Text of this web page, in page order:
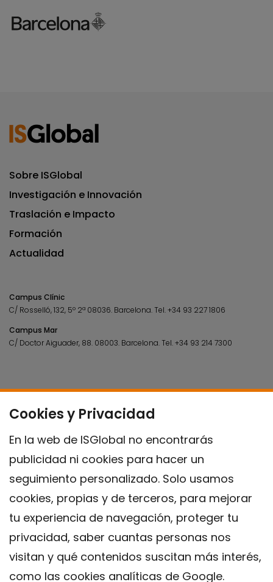
Cookies y Privacidad
En la web de ISGlobal no encontrarás
publicidad ni cookies para hacer un
seguimiento personalizado. Solo usamos
cookies, propias y de terceros, para mejorar
tu experiencia de navegación, proteger tu
privacidad, saber cuantas personas nos
visitan y qué contenidos suscitan más interés,
como las cookies analíticas de Google.
Sobre ISGlobal
Investigación e Innovación
Traslación e Impacto
Formación
Actualidad
Campus Clínic
C/ Rosselló, 132, 5º 2ª 08036. Barcelona.Tel.+34 93 227 1806
Campus Mar
C/ Doctor Aiguader, 88. 08003. Barcelona.Tel.+34 93 214 7300